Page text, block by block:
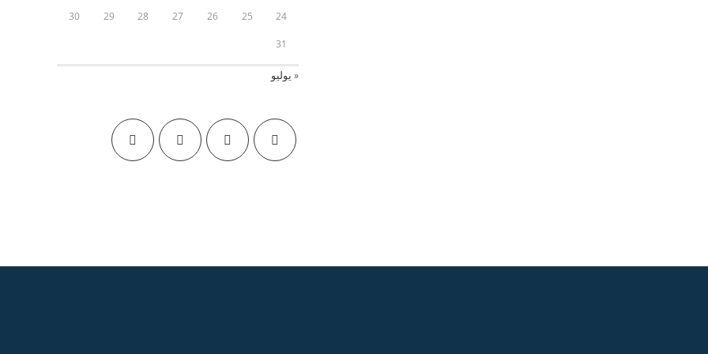
24
25
26
27
28
29
30
31
« يوليو